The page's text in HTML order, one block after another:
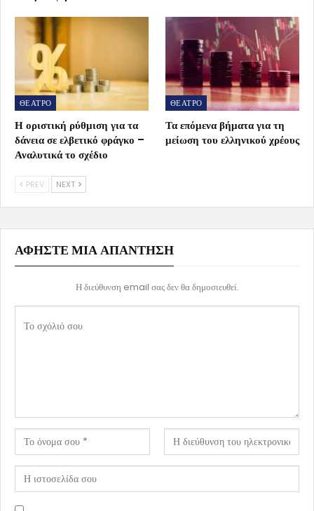
ΘΕΑΤΡΟ
Η οριστική ρύθμιση για τα
δάνεια σε ελβετικό φράγκο –
Αναλυτικά το σχέδιο
ΘΕΑΤΡΟ
Τα επόμενα βήματα για τη
μείωση του ελληνικού χρέους
PREV NEXT
ΑΦΉΣΤΕ ΜΙΑ ΑΠΆΝΤΗΣΗ
Η διεύθυνση email σας δεν θα δημοσιευθεί.